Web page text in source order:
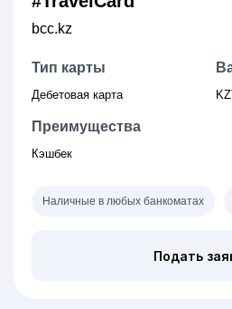
bcc.kz
Тип карты
Дебетовая карта
Преимущества
Кэшбек
Подать
Наличные в любых банкоматах